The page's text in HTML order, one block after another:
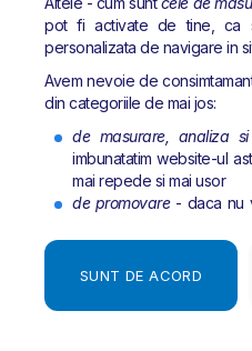
pot fi activate de tine, ca
personalizata de navigare in
Avem nevoie de
din categoriile de mai jos:
de masurare, analiza
imbunatatim website-ul
mai repede si mai usor
de promovare- daca nu
ar putea sa nu fie
afisa utilizatorilor
reclame in
navigare al utilizatorului
SUNT DE ACORD